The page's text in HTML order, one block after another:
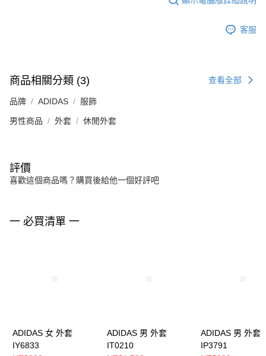
客服
商品相關分類 (3) 查看全部
品牌 ADIDAS 服飾
男性商品 外套 休閒外套
評價
喜歡這個商品嗎？購買後給他一個好評吧
一 必買清單 一
ADIDAS 女 外套
IY6833
ADIDAS 男 外套
IT0210
ADIDAS 男 外套
IP3791